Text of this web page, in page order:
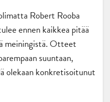
Robert Rooba
ennen kaikkea pitää
meiningistä. Otteet
suuntaan,
olekaan konkretisoitunut